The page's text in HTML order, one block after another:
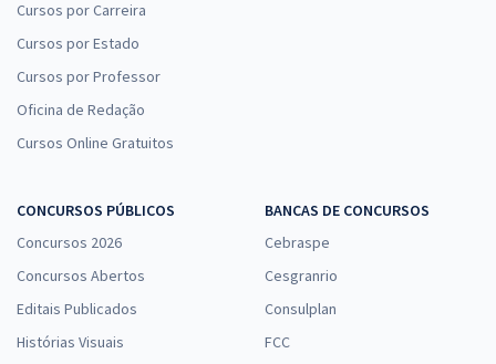
Cursos por Carreira
Cursos por Estado
Cursos por Professor
Oficina de Redação
Cursos Online Gratuitos
CONCURSOS PÚBLICOS
Concursos 2026
Concursos Abertos
Editais Publicados
Histórias Visuais
BANCAS DE CONCURSOS
Cebraspe
Cesgranrio
Consulplan
FCC